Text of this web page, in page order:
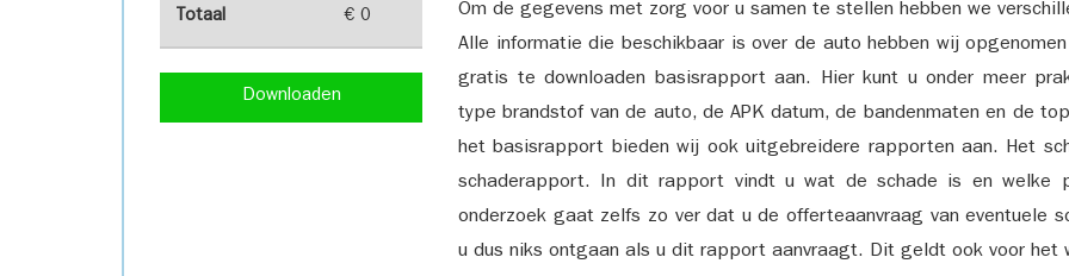
Totaal € 0
Downloaden
Om de gegevens met zorg voor u samen te stellen hebben we
Alle informatie die beschikbaar is over de auto hebben wij
gratis te downloaden basisrapport aan. Hier kunt u onder meer
type brandstof van de auto, de APK datum, de bandenmaten en de
het basisrapport bieden wij ook uitgebreidere rapporten aan. Het
schaderapport. In dit rapport vindt u wat de schade is en welke
onderzoek gaat zelfs zo ver dat u de offerteaanvraag van eventuele
u dus niks ontgaan als u dit rapport aanvraagt. Dit geldt ook voor